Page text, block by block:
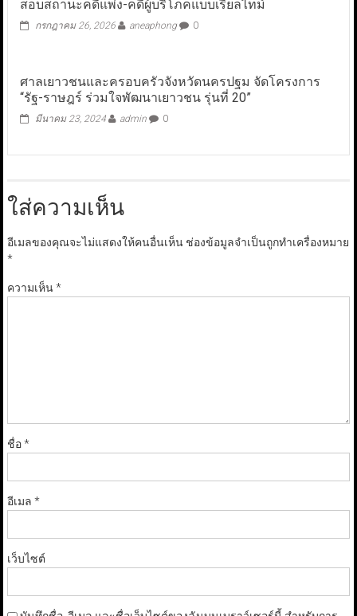
สอบสถานะคดีแพ่ง-คดีผู้บริโภคแบบเรียลไทม์
กรกฎาคม 26, 2026 aneaphong 0
ศาลเยาวชนและครอบครัวจังหวัดนครปฐม จัดโครงการ
“รัฐ-ราษฎร์ ร่วมใจพัฒนาเยาวชน รุ่นที่ 20”
มีนาคม 23, 2024 admin 0
ใส่ความเห็น
อีเมลของคุณจะไม่แสดงให้คนอื่นเห็น ช่องข้อมูลจำเป็นถูกทำเครื่องหมาย
*
ความเห็น*
ชื่อ*
อีเมล *
เว็บไซต์